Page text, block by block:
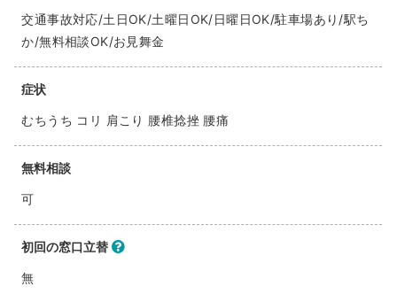
交通事故対応/土日OK/土曜日OK/日曜日OK/駐車場あり/駅ち
か/無料相談OK/お見舞金
症状
むちうち コリ 肩こり 腰椎捻挫 腰痛
無料相談
可
初回の窓口立替
無